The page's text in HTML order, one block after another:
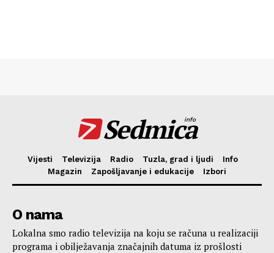
Sedmica
info
Vijesti Televizija Radio Tuzla, grad i ljudi
Info
Magazin
Zapošljavanje i edukacije Izbori
O nama
Lokalna smo radio televizija na koju se računa u realizaciji
programa i obilježavanja značajnih datuma iz prošlosti